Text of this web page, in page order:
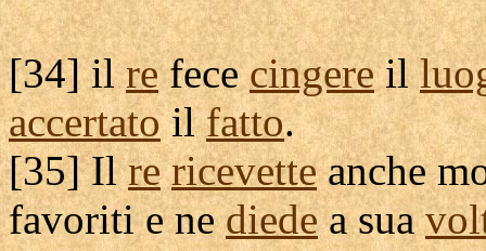
[34] ilrefececingereil
accertatoilfatto.
[35] Ilre ricevetteanche
favoritie nediedea sua